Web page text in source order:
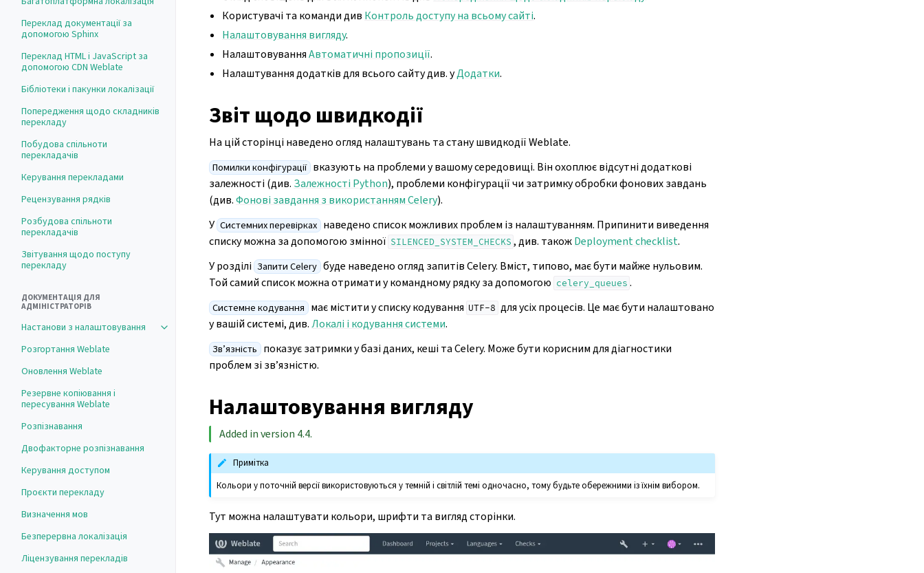
Переклад документації за
допомогою Sphinx
Переклад HTML і JavaScript за
допомогою CDN Weblate
Бібліотеки і пакунки локалізації
Попередження щодо складників
перекладу
Побудова спільноти
перекладачів
Керування перекладами
Рецензування рядків
Розбудова спільноти
перекладачів
Звітування щодо поступу
перекладу
ДОКУМЕНТАЦІЯ ДЛЯ
АДМІНІСТРАТОРІВ
Настанови з налаштовування
Toggle navigation of Настанови з налаштовування
Розгортання Weblate
Оновлення Weblate
Резервне копіювання і
пересування Weblate
Розпізнавання
Двофакторне розпізнавання
Керування доступом
Проєкти перекладу
Визначення мов
Безперервна локалізація
Ліцензування перекладів
Користувачі та команди див Контроль доступу на всьому сайті.
Налаштовування вигляду.
НалаштовуванняАвтоматичні пропозиції.
Налаштування додатків для всього сайту див. уДодатки.
Звіт щодо швидкодії
На цій сторінці наведено огляд налаштувань та стану швидкодії Weblate.
Помилки конфігурації вказують на проблеми у вашому середовищі. Він охоплює відсутні додаткові
залежності (див. Залежності Python), проблеми конфігурації чи затримку обробки фонових завдань
(див.Фонові завдання з використанням Celery).
У Системних перевірках наведено список можливих проблем із налаштуванням. Припинити виведення
списку можна за допомогою змінної SILENCED_SYSTEM_CHECKS , див. такожDeployment checklist.
У розділі Запити Celery буде наведено огляд запитів Celery. Вміст, типово, має бути майже нульовим.
Той самий список можна отримати у командному рядку за допомогою celery_queues .
Системне кодування має містити у списку кодування UTF-8 для усіх процесів. Це має бути налаштовано
у вашій системі, див.Локалі і кодування системи.
Зв’язність показує затримки у базі даних, кеші та Celery. Може бути корисним для діагностики
проблем зі зв’язністю.
Налаштовування вигляду
Added in version 4.4.
Примітка
Кольори у поточній версії використовуються у темній і світлій темі одночасно, тому будьте обережними із їхнім вибором.
Тут можна налаштувати кольори, шрифти та вигляд сторінки.